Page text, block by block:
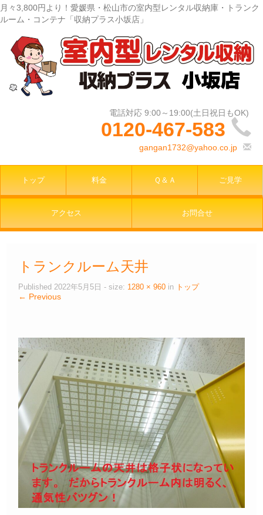
月々3,800円より！愛媛県・松山市の室内型レンタル収納庫・トランク
ルーム・コンテナ「収納プラス小坂店」
0120-467-583
gangan1732@yahoo.co.jp
トップ 料金 Ｑ＆Ａ ご見学
アクセス お問合せ
トランクルーム天井
Published 2022年5月5日 - size: 1280 × 960 in トップ
← Previous